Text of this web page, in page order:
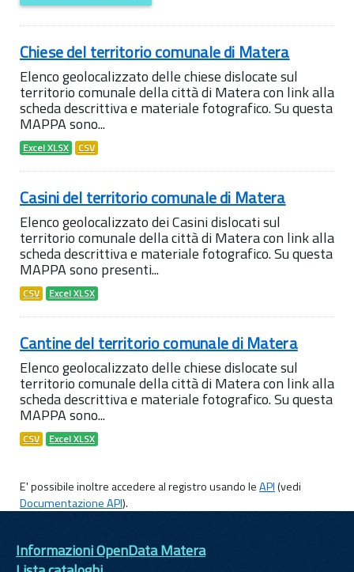
Chiese del territorio comunale di Matera
Elenco geolocalizzato delle chiese dislocate sul
territorio comunale della città di Matera con link alla
scheda descrittiva e materiale fotografico. Su questa
MAPPA sono...
Excel XLSX CSV
Casini del territorio comunale di Matera
Elenco geolocalizzato dei Casini dislocati sul
territorio comunale della città di Matera con link alla
scheda descrittiva e materiale fotografico. Su questa
MAPPA sono presenti...
CSV Excel XLSX
Cantine del territorio comunale di Matera
Elenco geolocalizzato delle chiese dislocate sul
territorio comunale della città di Matera con link alla
scheda descrittiva e materiale fotografico. Su questa
MAPPA sono...
CSV Excel XLSX
E' possibile inoltre accedere al registro usando leAPI(vedi
Documentazione API).
Informazioni OpenData Matera